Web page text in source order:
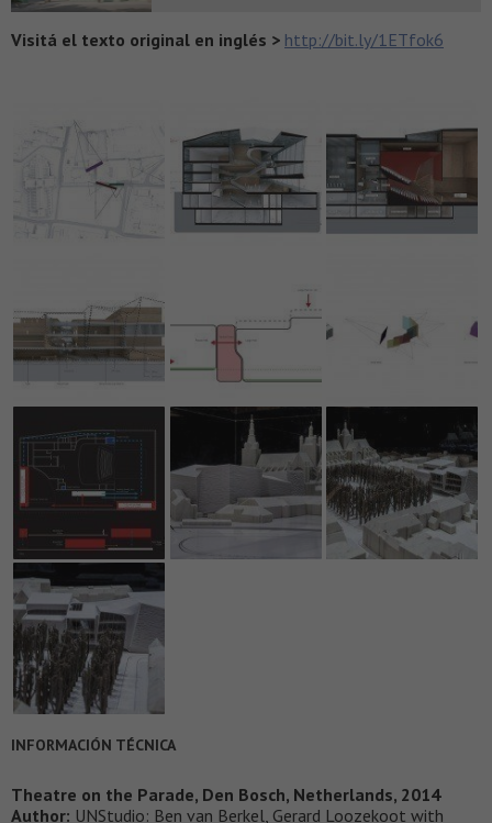
Visitá el texto original en inglés > http://bit.ly/1ETfok6
INFORMACIÓN TÉCNICA
Theatre on the Parade, Den Bosch, Netherlands, 2014
Author: UNStudio: Ben van Berkel, Gerard Loozekoot with